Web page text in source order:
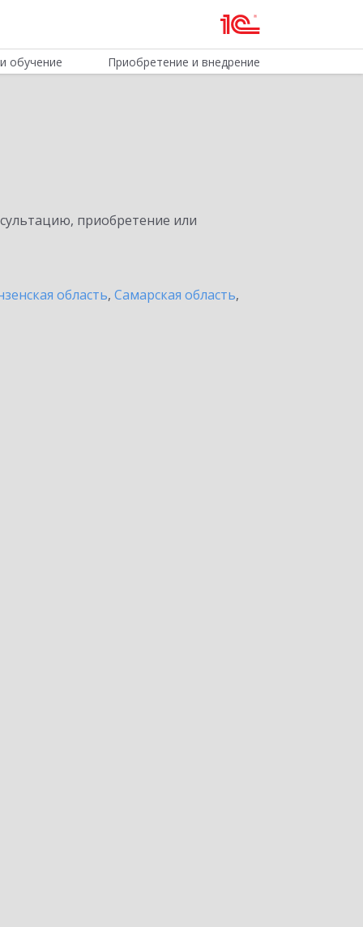
обучение Приобретение и внедрение
приобретение или
область, Самарская область,